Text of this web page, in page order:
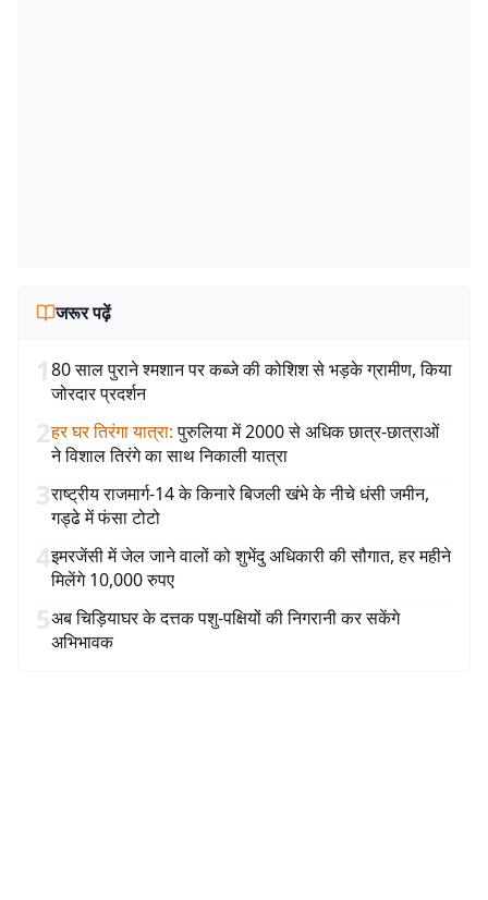
जरूर पढ़ें
180 साल पुराने श्मशान पर कब्जे की कोशिश से भड़के ग्रामीण, किया
जोरदार प्रदर्शन
2हर घर तिरंगा यात्रा: पुरुलिया में 2000 से अधिक छात्र-छात्राओं
ने विशाल तिरंगे का साथ निकाली यात्रा
3राष्ट्रीय राजमार्ग-14 के किनारे बिजली खंभे के नीचे धंसी जमीन,
गड्ढे में फंसा टोटो
4इमरजेंसी में जेल जाने वालों को शुभेंदु अधिकारी की सौगात, हर महीने
मिलेंगे 10,000 रुपए
5अब चिड़ियाघर के दत्तक पशु-पक्षियों की निगरानी कर सकेंगे
अभिभावक